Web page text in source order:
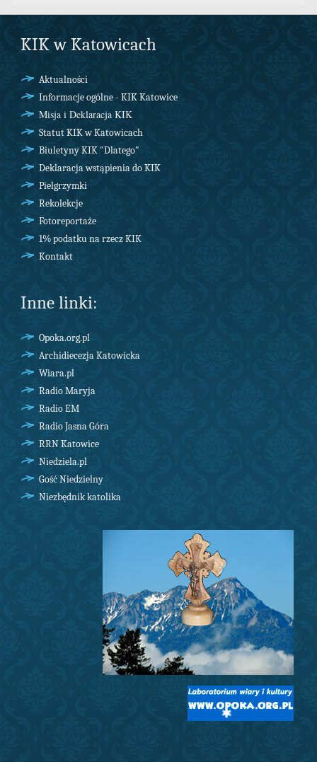
KIK w Katowicach
Aktualności
Informacje ogólne - KIK Katowice
Misja i Deklaracja KIK
Statut KIK w Katowicach
Biuletyny KIK "Dlatego"
Deklaracja wstąpienia do KIK
Pielgrzymki
Rekolekcje
Fotoreportaże
1% podatku na rzecz KIK
Kontakt
Inne linki:
Opoka.org.pl
Archidiecezja Katowicka
Wiara.pl
Radio Maryja
Radio EM
Radio Jasna Góra
RRN Katowice
Niedziela.pl
Gość Niedzielny
Niezbędnik katolika